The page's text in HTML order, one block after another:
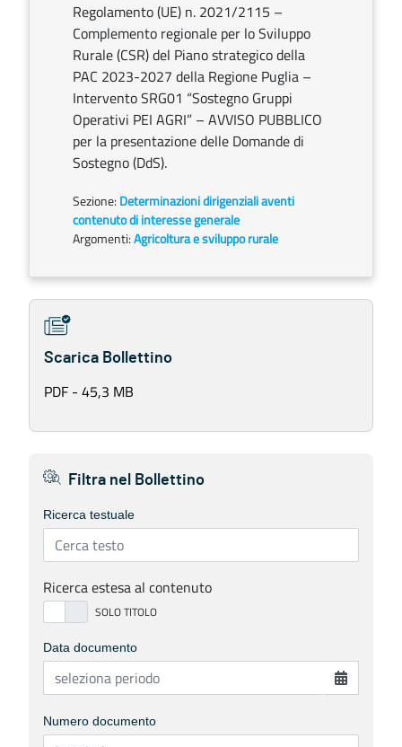
Regolamento (UE) n. 2021/2115 –
Complemento regionale per lo Sviluppo
Rurale (CSR) del Piano strategico della
PAC 2023-2027 della Regione Puglia –
Intervento SRG01 “Sostegno Gruppi
Operativi PEI AGRI” – AVVISO PUBBLICO
per la presentazione delle Domande di
Sostegno (DdS).
Sezione: Determinazioni dirigenziali aventi
contenuto di interesse generale
Argomenti:Agricoltura e sviluppo rurale
Scarica Bollettino
PDF - 45,3 MB
Filtra nel Bollettino
Ricerca testuale
Ricerca estesa al contenuto
Data documento
Numero documento